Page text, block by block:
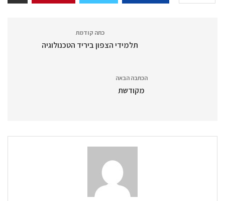
כתה קודמת
תלמידי הצפון ביריד הטכנולוגיה
הכתבה הבאה
מקודשת